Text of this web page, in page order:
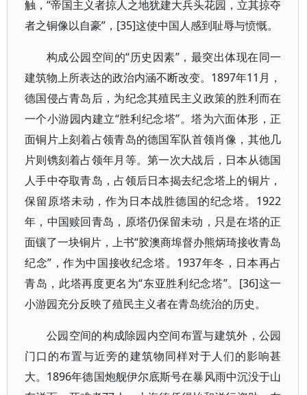
触，“帝国主义者掠人之地犹建大兵头花园，立其掠夺
者之铜像以自豪”，[35]这使中国人感到耻辱与愤慨。
构成公园空间的“历史因素”，最突出体现在同一
建筑物上所表达的政治内涵不断改变。1897年11月，
德国侵占青岛后，为纪念其殖民主义政策的胜利而在
一个小游园内建立“胜利纪念塔”。塔为六面体形，正
面铜片上刻着占领青岛的德国军队首领肖像，其他几
片则镌刻着占领年月等。第一次大战后，日本从德国
人手中夺取青岛，占领后日本揭去纪念塔上的铜片，
保留原塔未动，作为日本战胜德国的纪念塔。1922
年，中国赎回青岛，原塔仍保留未动，只是在塔的正
面镶了一块铜片，上书“胶澳商埠督办熊炳琦接收青岛
纪念”，作为中国接收纪念塔。1937年冬，日本再占
青岛，此塔再度更名为“东亚胜利纪念塔”。[36]这一
小游园充分反映了殖民主义者在青岛统治的历史。
公园空间的构成除园内空间布置与建筑外，公园
门口的布置与近旁的建筑物同样对于人们的影响甚
大。1896年德国炮舰伊尔底斯号在暴风雨中沉没于山